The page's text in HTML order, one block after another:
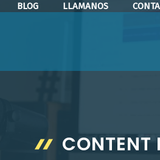
BLOG LLAMANOS
CONTENT